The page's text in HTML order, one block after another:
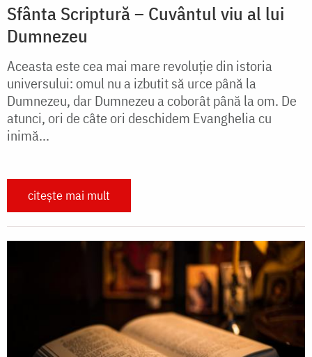
Sfânta Scriptură – Cuvântul viu al lui
Dumnezeu
Aceasta este cea mai mare revoluție din istoria
universului: omul nu a izbutit să urce până la
Dumnezeu, dar Dumnezeu a coborât până la om. De
atunci, ori de câte ori deschidem Evanghelia cu
inimă...
citește mai mult